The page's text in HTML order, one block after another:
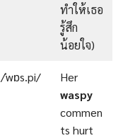
ทำให้เธอ
รู้สึก
น้อยใจ)
/ˈwɒs.pi/
Her
waspy
commen
ts hurt